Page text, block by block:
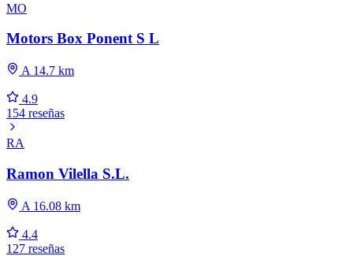
MO
Motors Box Ponent S L
A 14.7 km
4.9
154 reseñas
RA
Ramon Vilella S.L.
A 16.08 km
4.4
127 reseñas